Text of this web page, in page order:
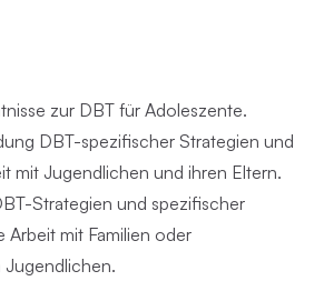
zur DBT für Adoleszente.
DBT-spezifischer Strategien und
mit Jugendlichen und ihren Eltern.
Strategien und spezifischer
Arbeit mit Familien oder